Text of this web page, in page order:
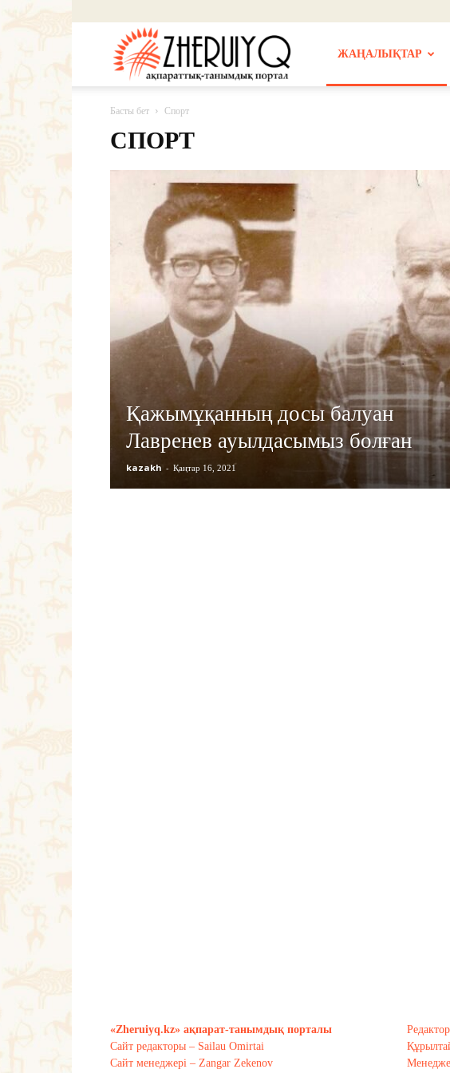
ЖАҢАЛЫҚТАР
Басты бет Спорт
СПОРТ
Қажымұқанның досы балуан
Лавренев ауылдасымыз болған
kazakh - Қаңтар 16, 2021
«Zheruiyq.kz» ақпарат-танымдық порталы
Сайт редакторы – Sailau Omirtai
Сайт менеджері – Zangar Zekenov